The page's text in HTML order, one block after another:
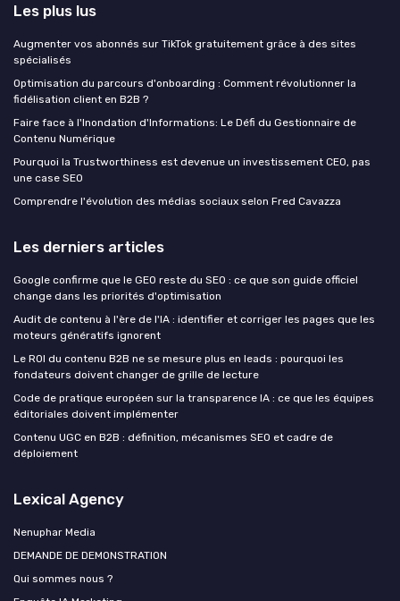
Les plus lus
Augmenter vos abonnés sur TikTok gratuitement grâce à des sites
spécialisés
Optimisation du parcours d'onboarding : Comment révolutionner la
fidélisation client en B2B ?
Faire face à l'Inondation d'Informations: Le Défi du Gestionnaire de
Contenu Numérique
Pourquoi la Trustworthiness est devenue un investissement CEO, pas
une case SEO
Comprendre l'évolution des médias sociaux selon Fred Cavazza
Les derniers articles
Google confirme que le GEO reste du SEO : ce que son guide officiel
change dans les priorités d'optimisation
Audit de contenu à l'ère de l'IA : identifier et corriger les pages que les
moteurs génératifs ignorent
Le ROI du contenu B2B ne se mesure plus en leads : pourquoi les
fondateurs doivent changer de grille de lecture
Code de pratique européen sur la transparence IA : ce que les équipes
éditoriales doivent implémenter
Contenu UGC en B2B : définition, mécanismes SEO et cadre de
déploiement
Lexical Agency
Nenuphar Media
DEMANDE DE DEMONSTRATION
Qui sommes nous ?